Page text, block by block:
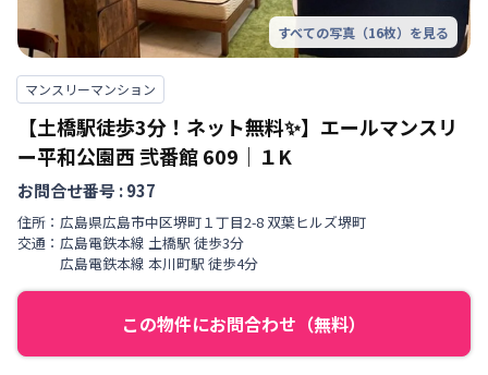
すべての写真（16枚）を見る
マンスリーマンション
【土橋駅徒歩3分！ネット無料✨】エールマンスリ
ー平和公園西 弐番館609 ｜ １K
お問合せ番号 :937
住所： 広島県広島市中区堺町 １丁目2-8 双葉ヒルズ堺町
交通： 広島電鉄本線 土橋駅 徒歩3分
広島電鉄本線 本川町駅 徒歩4分
この物件にお問合わせ（無料）